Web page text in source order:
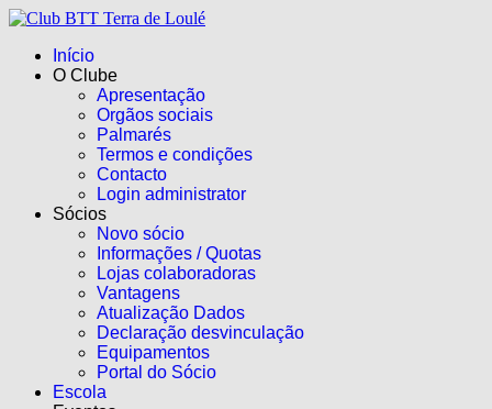
Início
O Clube
Apresentação
Orgãos sociais
Palmarés
Termos e condições
Contacto
Login administrator
Sócios
Novo sócio
Informações / Quotas
Lojas colaboradoras
Vantagens
Atualização Dados
Declaração desvinculação
Equipamentos
Portal do Sócio
Escola